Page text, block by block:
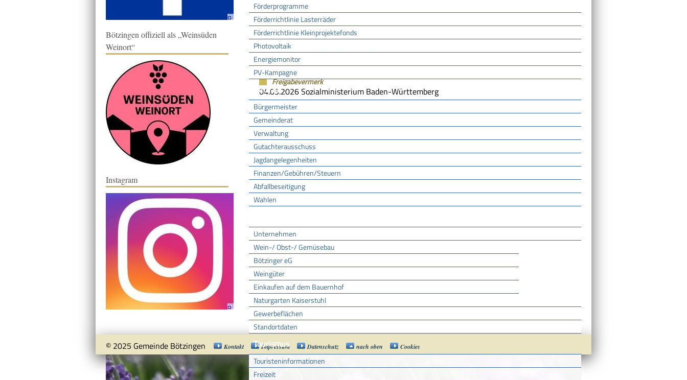
Förderprogramme
Förderrichtlinie Lasterräder
Förderrichtlinie Kleinprojektefonds
Photovoltaik
Energiemonitor
PV-Kampagne
Rathaus
Bürgermeister
Gemeinderat
Verwaltung
Gutachterausschuss
Jagdangelegenheiten
Finanzen/Gebühren/Steuern
Abfallbeseitigung
Wahlen
Unternehmen
Wein-/ Obst-/ Gemüsebau
Bötzinger eG
Weingüter
Einkaufen auf dem Bauernhof
Naturgarten Kaiserstuhl
Gewerbeflächen
Standortdaten
Tourismus
Touristeninformationen
Freizeit
Bötzingen offiziell als „Weinsüden
Weinort“
Instagram
§ 34Zulässigkeit der Erdbestattung
§ 44 Leichenpass
§ 28 Bestattungsverordnung (BestattVO) (Leichenpass)
Freigabevermerk
04.05.2026 Sozialministerium Baden-Württemberg
© 2025 Gemeinde Bötzingen Kontakt Impressum Datenschutz nach oben Cookies